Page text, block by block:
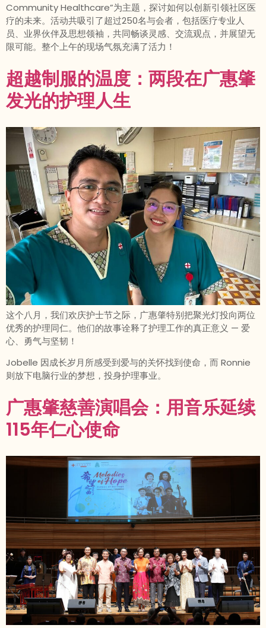
Community Healthcare”为主题，探讨如何以创新引领社区医
疗的未来。活动共吸引了超过250名与会者，包括医疗专业人
员、业界伙伴及思想领袖，共同畅谈灵感、交流观点，并展望无
限可能。整个上午的现场气氛充满了活力！
超越制服的温度：两段在广惠肇
发光的护理人生
这个八月，我们欢庆护士节之际，广惠肇特别把聚光灯投向两位
优秀的护理同仁。他们的故事诠释了护理工作的真正意义 — 爱
心、勇气与坚韧！
Jobelle 因成长岁月所感受到爱与的关怀找到使命，而 Ronnie
则放下电脑行业的梦想，投身护理事业。
广惠肇慈善演唱会：用音乐延续
115年仁心使命